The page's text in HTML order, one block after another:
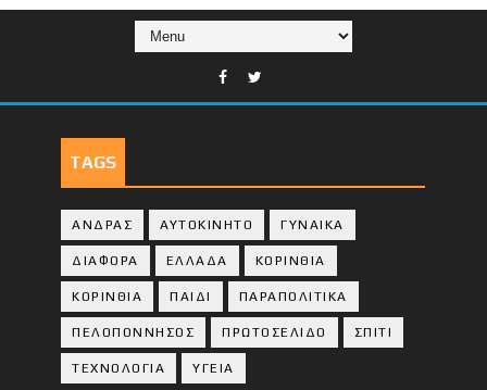
TAGS
ΑΝΔΡΑΣ ΑΥΤΟΚΙΝΗΤΟ ΓΥΝΑΙΚΑ
ΔΙΑΦΟΡΑ ΕΛΛΑΔΑ ΚΟΡΙΝΘΙΑ
ΚΟΡΙΝΘΙA ΠΑΙΔΙ ΠΑΡΑΠΟΛΙΤΙΚΑ
ΠΕΛΟΠΟΝΝΗΣΟΣ ΠΡΩΤΟΣΕΛΙΔΟ ΣΠΙΤΙ
ΤΕΧΝΟΛΟΓΙΑ ΥΓΕΙΑ